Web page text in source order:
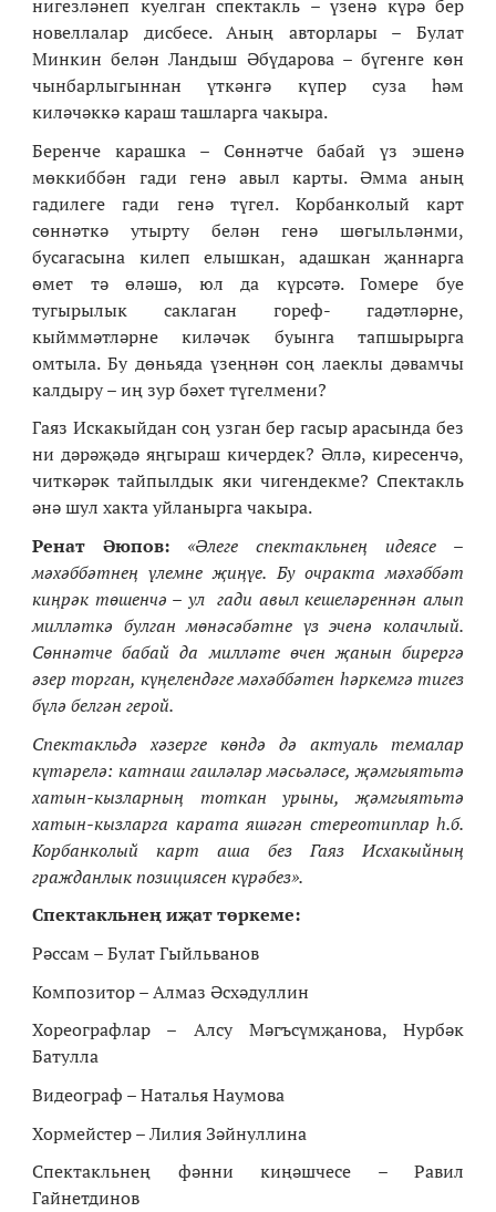
нигезләнеп куелган спектакль – үзенә күрә бер
новеллалар дисбесе. Аның авторлары – Булат
Минкин белән Ландыш Әбүдарова – бүгенге көн
чынбарлыгыннан үткәнгә күпер суза һәм
киләчәккә караш ташларга чакыра.
Беренче карашка – Сөннәтче бабай үз эшенә
мөккиббән гади генә авыл карты. Әмма аның
гадилеге гади генә түгел. Корбанколый карт
сөннәткә утырту белән генә шөгыльләнми,
бусагасына килеп елышкан, адашкан җаннарга
өмет тә өләшә, юл да күрсәтә. Гомере буе
тугырылык саклаган гореф- гадәтләрне,
кыйммәтләрне киләчәк буынга тапшырырга
омтыла. Бу дөньяда үзеңнән соң лаеклы дәвамчы
калдыру – иң зур бәхет түгелмени?
Гаяз Искакыйдан соң узган бер гасыр арасында без
ни дәрәҗәдә яңгыраш кичердек? Әллә, киресенчә,
читкәрәк тайпылдык яки чигендекме? Спектакль
әнә шул хакта уйланырга чакыра.
Ренат Әюпов:
«Әлеге спектакльнең идеясе –
мәхәббәтнең үлемне җиңүе. Бу очракта мәхәббәт
киңрәк төшенчә – ул гади авыл кешеләреннән алып
милләткә булган мөнәсәбәтне үз эченә колачлый.
Сөннәтче бабай да милләте өчен җанын бирергә
әзер торган, күңелендәге мәхәббәтен һәркемгә тигез
бүлә белгән герой.
Спектакльдә хәзерге көндә дә актуаль темалар
күтәрелә: катнаш гаиләләр мәсьәләсе, җәмгыятьтә
хатын-кызларның тоткан урыны, җәмгыятьтә
хатын-кызларга карата яшәгән стереотиплар һ.б.
Корбанколый карт аша без Гаяз Исхакыйның
гражданлык позициясен күрәбез».
Спектакльнең иҗат төркеме:
Рәссам – Булат Гыйльванов
Композитор – Алмаз Әсхәдуллин
Хореографлар – Алсу Мәгъсүмҗанова, Нурбәк
Батулла
Видеограф – Наталья Наумова
Хормейстер – Лилия Зәйнуллина
Спектакльнең фәнни киңәшчесе – Равил
Гайнетдинов